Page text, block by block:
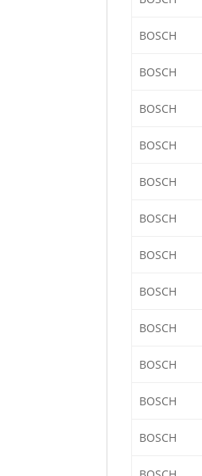
BOSCH
BOSCH
BOSCH
BOSCH
BOSCH
BOSCH
BOSCH
BOSCH
BOSCH
BOSCH
BOSCH
BOSCH